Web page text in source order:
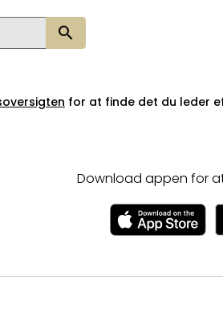
Søg nu
for at finde det du leder
Download appen for